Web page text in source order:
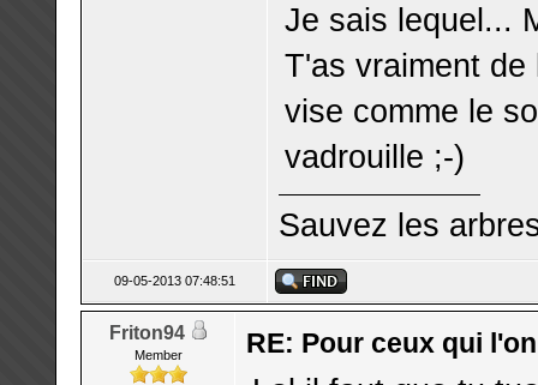
Je sais lequel...
T'as vraiment
vise comme le
vadrouille ;-)
Sauvez les
09-05-2013 07:48:51
Friton94
Member RE: Pour ceux qui